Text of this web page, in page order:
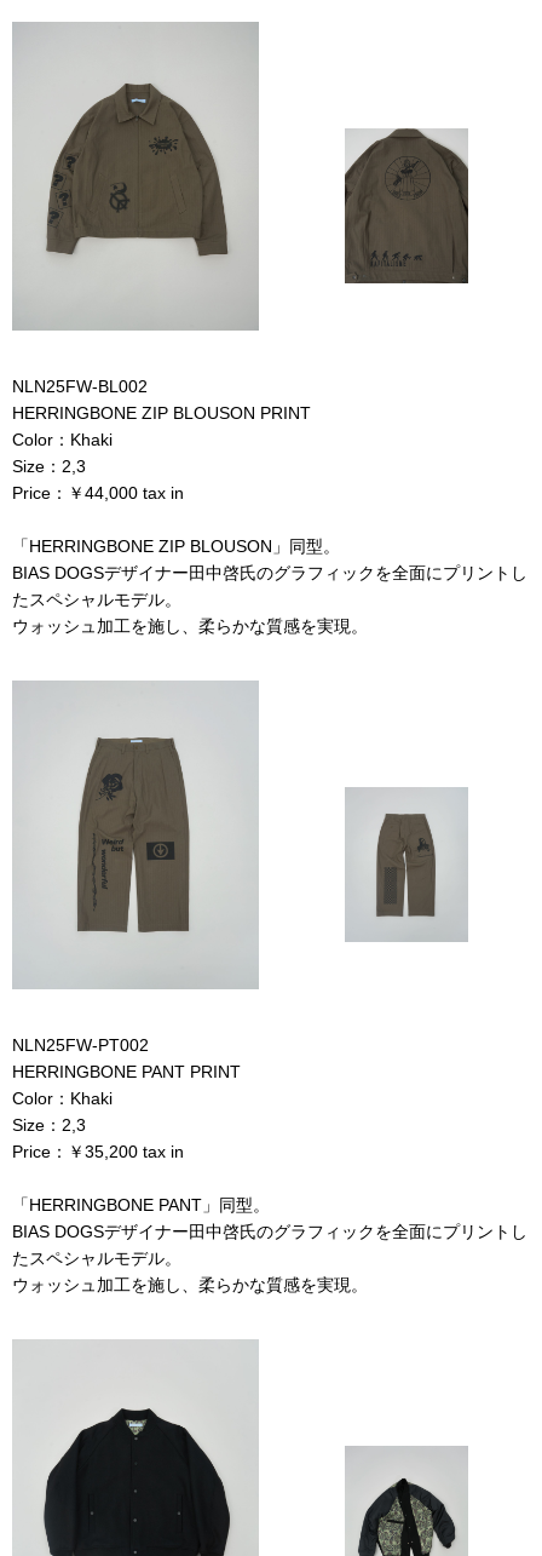
NLN25FW-BL002
HERRINGBONE ZIP BLOUSON PRINT
Color：Khaki
Size：2,3
Price：￥44,000 tax in
「HERRINGBONE ZIP BLOUSON」同型。
BIAS DOGSデザイナー田中啓氏のグラフィックを全面にプリントし
たスペシャルモデル。
ウォッシュ加工を施し、柔らかな質感を実現。
NLN25FW-PT002
HERRINGBONE PANT PRINT
Color：Khaki
Size：2,3
Price：￥35,200 tax in
「HERRINGBONE PANT」同型。
BIAS DOGSデザイナー田中啓氏のグラフィックを全面にプリントし
たスペシャルモデル。
ウォッシュ加工を施し、柔らかな質感を実現。